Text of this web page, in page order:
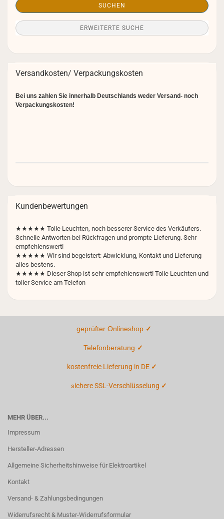
SUCHEN
ERWEITERTE SUCHE
Versandkosten/ Verpackungskosten
Bei uns zahlen Sie innerhalb Deutschlands weder Versand- noch
Verpackungskosten!
Kundenbewertungen
★★★★★ Tolle Leuchten, noch besserer Service des Verkäufers.
Schnelle Antworten bei Rückfragen und prompte Lieferung. Sehr
empfehlenswert!
★★★★★ Wir sind begeistert: Abwicklung, Kontakt und Lieferung
alles bestens.
★★★★★ Dieser Shop ist sehr empfehlenswert! Tolle Leuchten und
toller Service am Telefon
geprüfter Onlineshop ✓
Telefonberatung ✓
kostenfreie Lieferung in DE ✓
sichere SSL-Verschlüsselung ✓
MEHR ÜBER...
Impressum
Hersteller-Adressen
Allgemeine Sicherheitshinweise für Elektroartikel
Kontakt
Versand- & Zahlungsbedingungen
Widerrufsrecht & Muster-Widerrufsformular